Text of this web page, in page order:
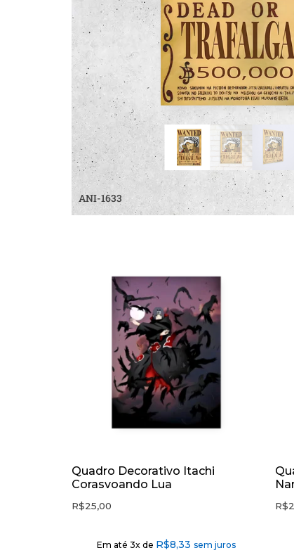
ANI-1633
Quadro Decorativo Itachi
Corasvoando Lua
R$25,00
Em até 3x de R$8,33 sem juros
R$